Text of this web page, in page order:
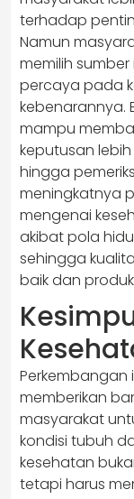
terhadap
Namun
memilih
percaya pada
kebenarannya.
mampu
keputusan
hingga
meningkatnya
mengenai
akibat pola
sehingga
baik dan
Perkembangan
memberikan
masyarakat
kondisi tubuh
kesehatan
tetapi harus